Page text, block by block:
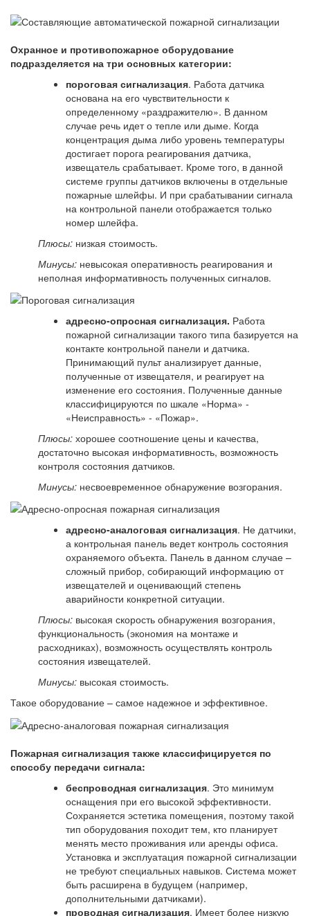
Охранное и противопожарное оборудование
подразделяется на три основных категории:
пороговая сигнализация. Работа датчика
основана на его чувствительности к
определенному «раздражителю». В данном
случае речь идет о тепле или дыме. Когда
концентрация дыма либо уровень температуры
достигает порога реагирования датчика,
извещатель срабатывает. Кроме того, в данной
системе группы датчиков включены в отдельные
пожарные шлейфы. И при срабатывании сигнала
на контрольной панели отображается только
номер шлейфа.
Плюсы: низкая стоимость.
Минусы: невысокая оперативность реагирования и
неполная информативность полученных сигналов.
адресно-опросная сигнализация. Работа
пожарной сигнализации такого типа базируется на
контакте контрольной панели и датчика.
Принимающий пульт анализирует данные,
полученные от извещателя, и реагирует на
изменение его состояния. Полученные данные
классифицируются по шкале «Норма» -
«Неисправность» - «Пожар».
Плюсы: хорошее соотношение цены и качества,
достаточно высокая информативность, возможность
контроля состояния датчиков.
Минусы: несвоевременное обнаружение возгорания.
адресно-аналоговая сигнализация. Не датчики,
а контрольная панель ведет контроль состояния
охраняемого объекта. Панель в данном случае –
сложный прибор, собирающий информацию от
извещателей и оценивающий степень
аварийности конкретной ситуации.
Плюсы: высокая скорость обнаружения возгорания,
функциональность (экономия на монтаже и
расходниках), возможность осуществлять контроль
состояния извещателей.
Минусы: высокая стоимость.
Такое оборудование – самое надежное и эффективное.
Пожарная сигнализация также классифицируется по
способу передачи сигнала:
беспроводная сигнализация. Это минимум
оснащения при его высокой эффективности.
Сохраняется эстетика помещения, поэтому такой
тип оборудования походит тем, кто планирует
менять место проживания или аренды офиса.
Установка и эксплуатация пожарной сигнализации
не требуют специальных навыков. Система может
быть расширена в будущем (например,
дополнительными датчиками).
проводная сигнализация. Имеет более низкую